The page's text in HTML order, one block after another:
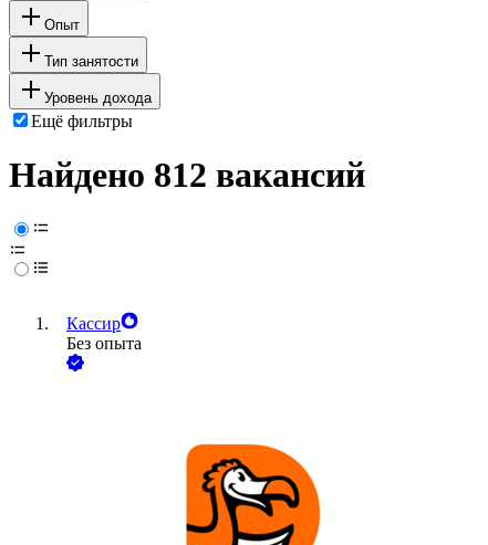
Опыт
Тип занятости
Уровень дохода
Ещё фильтры
Найдено 812 вакансий
Кассир
Без опыта